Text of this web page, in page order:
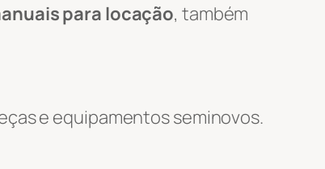
para locação, também
e equipamentos seminovos.